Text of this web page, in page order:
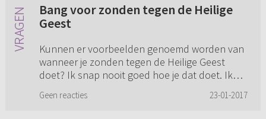
Bang voor zonden tegen de Heilige
Geest
Kunnen er voorbeelden genoemd worden van
wanneer je zonden tegen de Heilige Geest
doet? Ik snap nooit goed hoe je dat doet. Ik
bewust zegt dat Hij niet bestaat. ...
Geen reacties 23-01-2017